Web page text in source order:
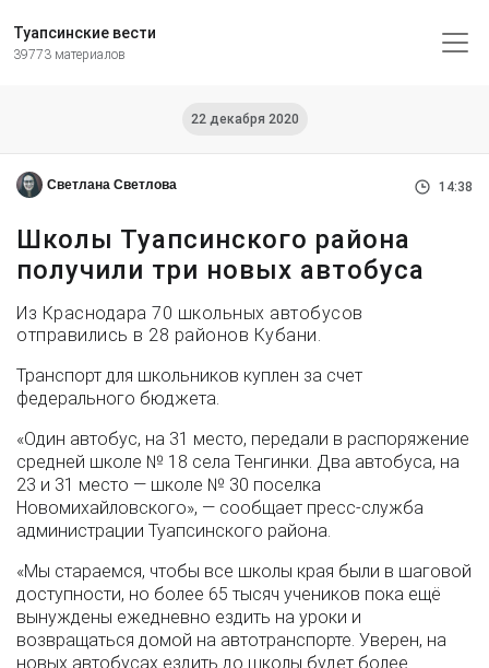
Туапсинские вести
39773 материалов
22 декабря 2020
Светлана Светлова 14:38
Школы Туапсинского района
получили три новых автобуса
Из Краснодара 70 школьных автобусов
отправились в 28 районов Кубани.
Транспорт для школьников куплен за счет
федерального бюджета.
«Один автобус, на 31 место, передали в распоряжение
средней школе № 18 села Тенгинки. Два автобуса, на
23 и 31 место — школе № 30 поселка
Новомихайловского», — сообщает пресс-служба
администрации Туапсинского района.
«Мы стараемся, чтобы все школы края были в шаговой
доступности, но более 65 тысяч учеников пока ещё
вынуждены ежедневно ездить на уроки и
возвращаться домой на автотранспорте. Уверен, на
новых автобусах ездить до школы будет более